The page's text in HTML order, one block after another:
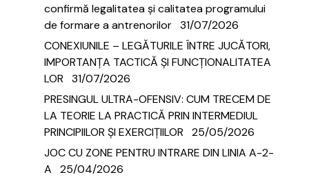
confirmă legalitatea și calitatea programului
de formare a antrenorilor 31/07/2026
CONEXIUNILE – LEGĂTURILE ÎNTRE JUCĂTORI,
IMPORTANȚA TACTICĂ ȘI FUNCȚIONALITATEA
LOR
31/07/2026
PRESINGUL ULTRA-OFENSIV: CUM TRECEM DE
LA TEORIE LA PRACTICĂ PRIN INTERMEDIUL
PRINCIPIILOR ȘI EXERCIȚIILOR
25/05/2026
JOC CU ZONE PENTRU INTRARE DIN LINIA A-2-
A
25/04/2026